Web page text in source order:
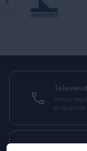
Nossa
preparada